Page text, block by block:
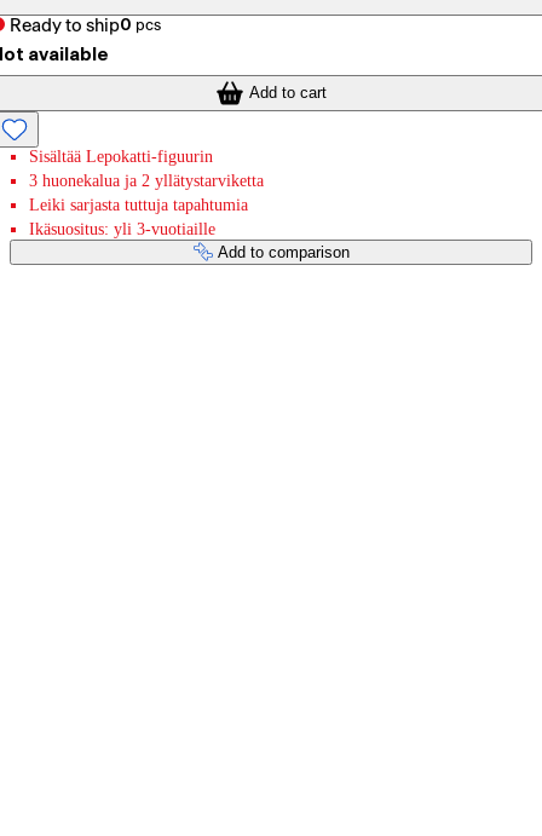
Ready to ship0 pcs
available
Add to cart
Sisältää Lepokatti-figuurin
3 huonekalua ja 2 yllätystarviketta
Leiki sarjasta tuttuja tapahtumia
Ikäsuositus: yli 3-vuotiaille
Add to comparison